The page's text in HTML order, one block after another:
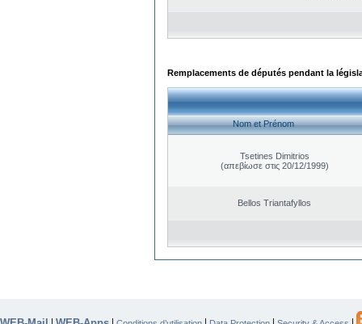
Remplacements de députés pendant la
Nom et Prénom
Tsetines Dimitrios
(απεβίωσε στις 20/12/1999)
Bellos Triantafyllos
| | | | |